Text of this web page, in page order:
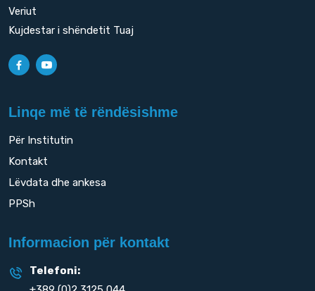
Veriut
Kujdestar i shëndetit Tuaj
Linqe më të rëndësishme
Për Institutin
Kontakt
Lëvdata dhe ankesa
PPSh
Informacion për kontakt
Telefoni: